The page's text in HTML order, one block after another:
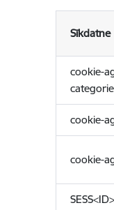
Sīkdatne
cookie-
cookie-
cookie-
SESS<ID>